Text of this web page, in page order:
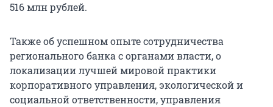
516 млн рублей.
Также об успешном опыте сотрудничества
регионального банка с органами власти, о
локализации лучшей мировой практики
корпоративного управления, экологической и
социальной ответственности, управления